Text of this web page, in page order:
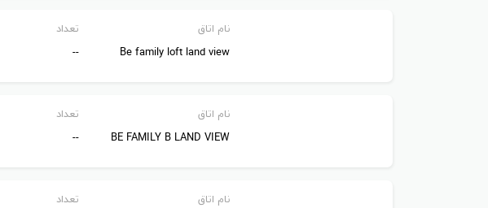
فلاور شیرینی، کلوچه، دسر، بستنی، چای و قهوه های بی همتا انتظار شما را می کشند.
ساحل، میانوعده، استخر، بودا، هالیوود ( شبانه )، مون فلاور، اوسیس، تی اند
نام اتاق
Be family loft land view
تعداد
--
نام اتاق
BE FAMILY B LAND VIEW
تعداد
--
نام اتاق
تعداد